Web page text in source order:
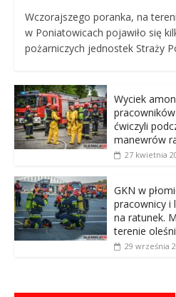
Wczorajszego poranka, na
w Poniatowicach pojawiło się
pożarniczych jednostek Straży
Wyciek
pracowników
ćwiczyli
manewrów
27 kwietnia
GKN w
pracownicy i
na ratunek.
terenie
29 września